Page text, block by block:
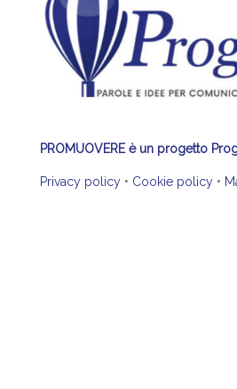
PROMUOVERE è un progetto
Privacy policy• Cookie policy•